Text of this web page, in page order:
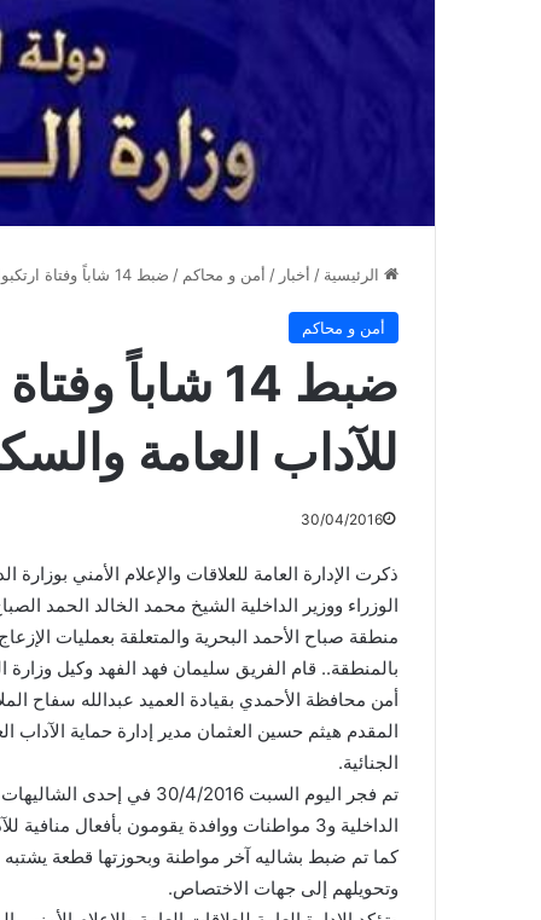
الرئيسية / أخبار / أمن و محاكم / ضبط 14 شاباً وفتاة ارتكبوا أعمالاً منافية للآداب العامة والسكر
أمن و محاكم
ضبط 14 شاباً
للآداب العامة
30/04/2016
ذكرت الإدارة العامة للعلاقات والإعلام الأمني
الوزراء ووزير الداخلية الشيخ محمد الخالد الحمد
منطقة صباح الأحمد البحرية والمتعلقة بعمليات
بالمنطقة.. قام الفريق سليمان فهد الفهد وكيل وزارة
أمن محافظة الأحمدي بقيادة العميد عبدالله سفاح
المقدم هيثم حسين العثمان مدير إدارة حماية الآداب
الجنائية.
الداخلية و3 مواطنات ووافدة يقومون بأفعال منافية للآداب وإزعاج للأهالي وبحالة سكر.
كما تم ضبط بشاليه آخر مواطنة وبحوزتها قطعة يشتبه
وتحويلهم إلى جهات الاختصاص.